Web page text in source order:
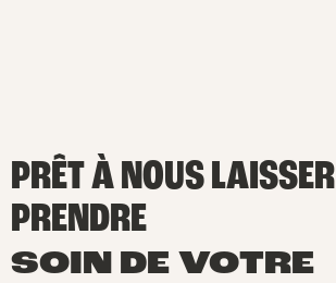
PRÊT À NOUS LAISSER
PRENDRE
SOIN DE VOTRE